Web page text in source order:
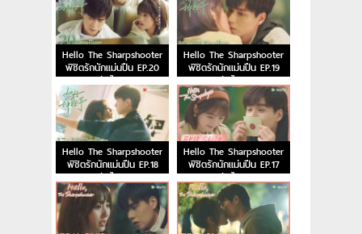
Hello The Sharpshooter
พิชิตรักนักแม่นปืน EP.20
ซับไทย
Hello The Sharpshooter
พิชิตรักนักแม่นปืน EP.19
ซับไทย
Hello The Sharpshooter
พิชิตรักนักแม่นปืน EP.18
ซับไทย
Hello The Sharpshooter
พิชิตรักนักแม่นปืน EP.17
ซับไทย